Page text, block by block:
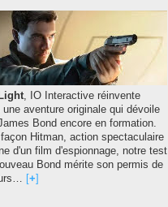
, IO Interactive réinvente
une aventure originale qui dévoile
Bond encore en formation.
Hitman, action spectaculaire
d'un film d'espionnage, notre test
Bond mérite son permis de
[+]